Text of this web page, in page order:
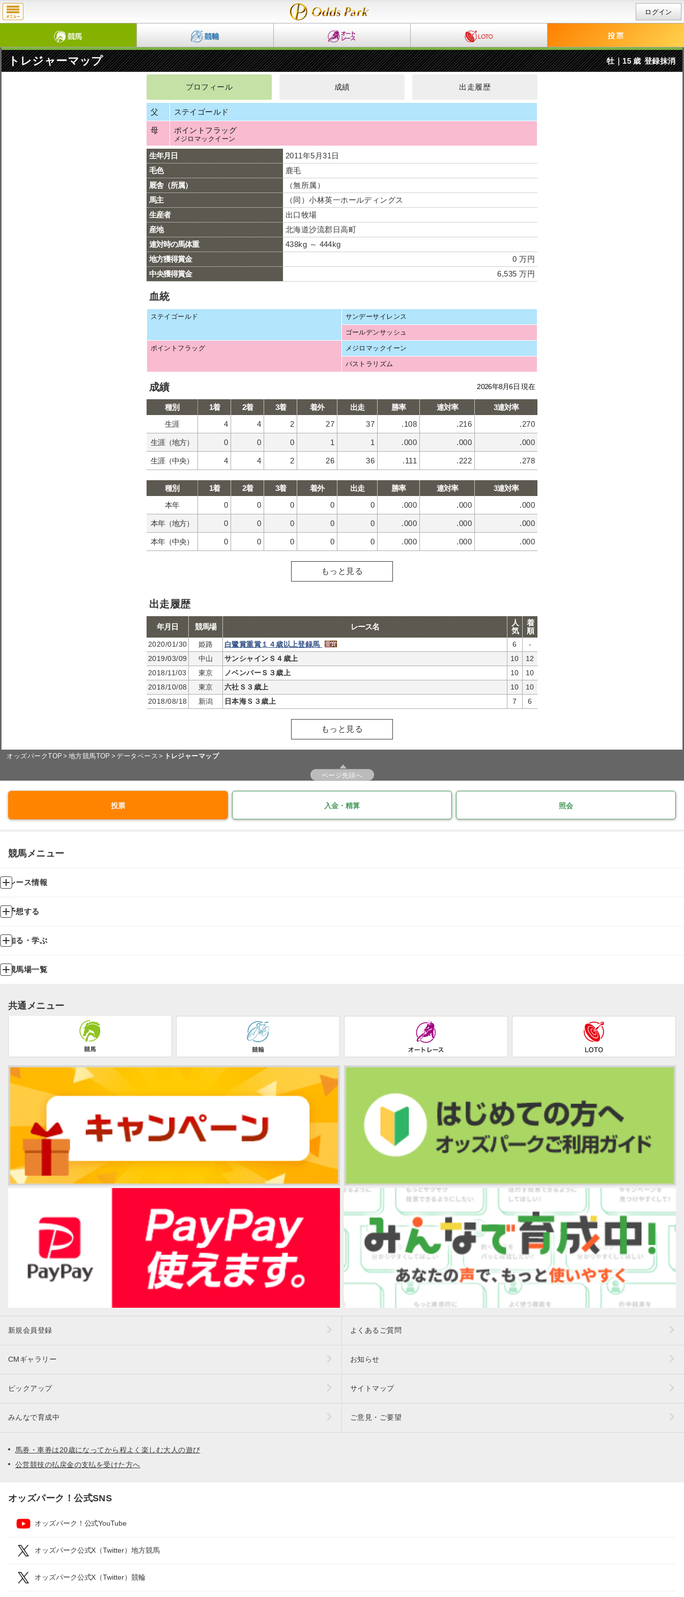
ログイン
トレジャーマップ 牡｜15 歳 登録抹消
プロフィール 成績 出走履歴
父 ステイゴールド
母 ポイントフラッグ
メジロマックイーン
生年月日
2011年5月31日
毛色
鹿毛
厩舎（所属）
（無所属）
馬主
（同）小林英一ホールディングス
生産者
出口牧場
産地
北海道沙流郡日高町
連対時の馬体重
438kg ～ 444kg
地方獲得賞金
0 万円
中央獲得賞金
6,535 万円
血統
ステイゴールド サンデーサイレンス
ゴールデンサッシュ
ポイントフラッグ メジロマックイーン
パストラリズム
成績 2026年8月6日 現在
種別 1着 2着 3着 着外 出走 勝率 連対率
3連対率
生涯
4 4 2 27 37 .108 .216 .270
生涯（地方） 0 0 0 1 1 .000 .000 .000
生涯（中央） 4 4 2 26 36 .111 .222 .278
種別 1着 2着 3着 着外 出走 勝率 連対率
3連対率
本年
0 0 0 0 0 .000 .000 .000
本年（地方） 0 0 0 0 0 .000 .000 .000
本年（中央） 0 0 0 0 0 .000 .000 .000
もっと見る
出走履歴
年月日 競馬場 レース名
人
気
着
順
2020/01/30 姫路 白鷺賞重賞１４歳以上登録馬 6
-
2019/03/09
中山 サンシャインＳ４歳上 10
12
2018/11/03
東京 ノベンバーＳ３歳上 10
10
2018/10/08
東京 六社Ｓ３歳上 10
10
2018/08/18
新潟 日本海Ｓ３歳上 7 6
もっと見る
オッズパークTOP 地方競馬TOP データベース トレジャーマップ
ページ先頭へ
投票 入金・精算 照会
競馬メニュー
レース情報
予想する
知る・学ぶ
競馬場一覧
共通メニュー
新規会員登録 よくあるご質問
CMギャラリー お知らせ
ピックアップ サイトマップ
みんなで育成中 ご意見・ご要望
馬券・車券は20歳になってから程よく楽しむ大人の遊び
公営競技の払戻金の支払を受けた方へ
オッズパーク！公式SNS
オッズパーク！公式YouTube
オッズパーク公式X（Twitter）地方競馬
オッズパーク公式X（Twitter）競輪